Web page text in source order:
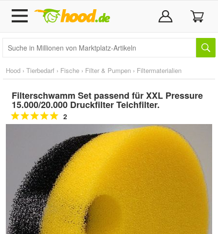
Hood › Tierbedarf › Fische › Filter & Pumpen › Filtermaterialien
Filterschwamm Set passend für XXL Pressure
15.000/20.000 Druckfilter Teichfilter.
2